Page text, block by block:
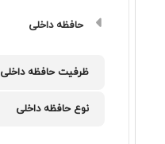
حافظه داخلی
ظرفیت حافظه داخلی
نوع حافظه داخلی